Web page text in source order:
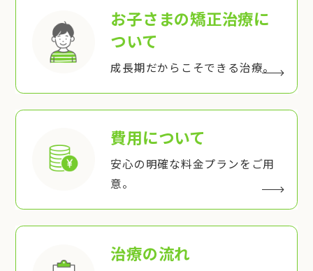
お子さまの矯正治療に
ついて
成長期だからこそできる治療。
費用について
安心の明確な料金プランをご用
意。
治療の流れ